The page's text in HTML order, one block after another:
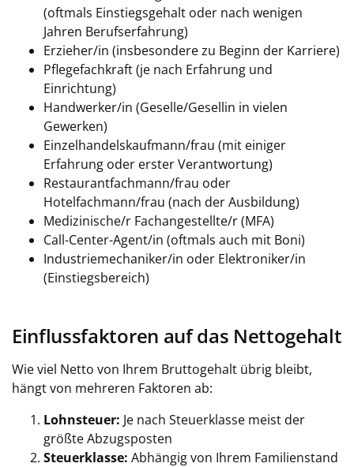
(oftmals Einstiegsgehalt oder nach wenigen
Jahren Berufserfahrung)
Erzieher/in (insbesondere zu Beginn der Karriere)
Pflegefachkraft (je nach Erfahrung und
Einrichtung)
Handwerker/in (Geselle/Gesellin in vielen
Gewerken)
Einzelhandelskaufmann/frau (mit einiger
Erfahrung oder erster Verantwortung)
Restaurantfachmann/frau oder
Hotelfachmann/frau (nach der Ausbildung)
Medizinische/r Fachangestellte/r (MFA)
Call-Center-Agent/in (oftmals auch mit Boni)
Industriemechaniker/in oder Elektroniker/in
(Einstiegsbereich)
Einflussfaktoren auf das Nettogehalt
Wie viel Netto von Ihrem Bruttogehalt übrig bleibt,
hängt von mehreren Faktoren ab:
Lohnsteuer: Je nach Steuerklasse meist der
größte Abzugsposten
Steuerklasse: Abhängig von Ihrem Familienstand